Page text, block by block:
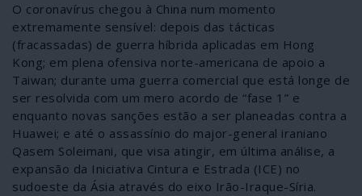
O coronavírus chegou à China num momento
extremamente sensível: depois das tácticas
(fracassadas) de guerra híbrida aplicadas em Hong
Kong; em plena ofensiva norte-americana de apoio a
Taiwan; durante uma guerra comercial que está longe de
ser resolvida com um mero acordo de “fase 1” e
enquanto novas sanções estão a ser planeadas contra a
Huawei; e até o assassínio do major-general iraniano
Qasem Soleimani, que visa atingir, em última análise, a
expansão da Iniciativa Cintura e Estrada (ICE) no
sudoeste da Ásia através do eixo Irão-Iraque-Síria.